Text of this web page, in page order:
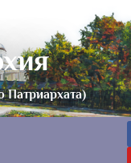
Патриархата)